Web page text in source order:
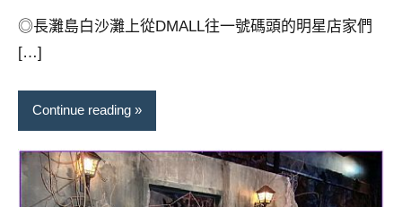
◎長灘島白沙灘上從DMALL往一號碼頭的明星店家們
[…]
Continue reading